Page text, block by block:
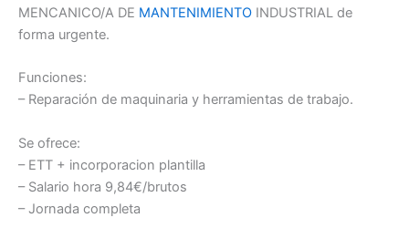
MENCANICO/A DE MANTENIMIENTO INDUSTRIAL de
forma urgente.
Funciones:
– Reparación de maquinaria y herramientas de trabajo.
Se ofrece:
– ETT + incorporacion plantilla
– Salario hora 9,84€/brutos
– Jornada completa